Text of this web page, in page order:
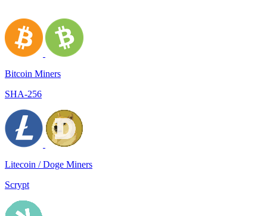
Bitcoin Miners
SHA-256
Litecoin / Doge Miners
Scrypt